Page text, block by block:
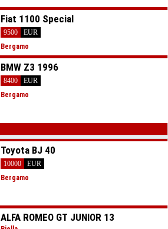
Fiat 1100 Special
9500
EUR
Bergamo
BMW Z3 1996
8400
EUR
Bergamo
Toyota BJ 40
10000
EUR
Bergamo
ALFA ROMEO GT JUNIOR 13